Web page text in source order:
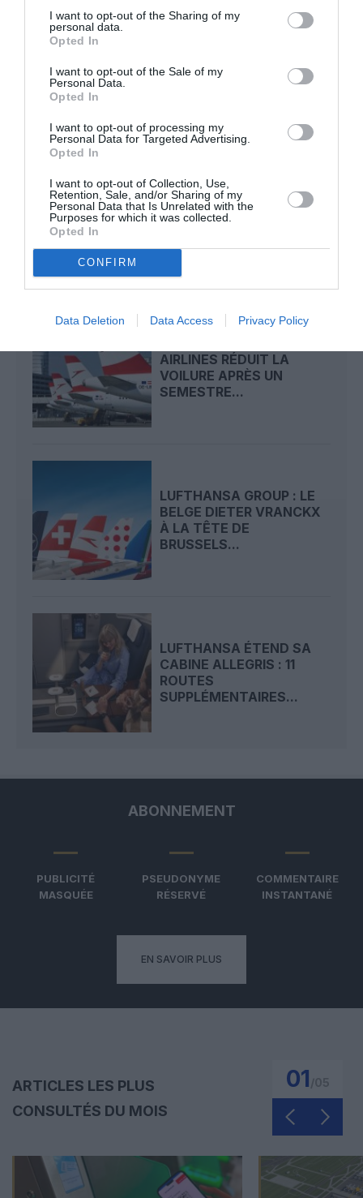
I want to opt-out of the Sharing of my
personal data.
Opted In
I want to opt-out of the Sale of my
Personal Data.
Opted In
I want to opt-out of processing my
Personal Data for Targeted Advertising.
Opted In
I want to opt-out of Collection, Use,
Retention, Sale, and/or Sharing of my
Personal Data that Is Unrelated with the
Purposes for which it was collected.
Opted In
CONFIRM
Data Deletion Data Access Privacy Policy
Mathématiquesa commenté l'article :
19 h 23 sans escale : le Boeing 777F de National
Nice–Corse : ces vols électriques qui se profilent à
l’horizon 2030
austrian airlines
LIRE AUSSI
AIRLINES RÉDUIT LA
VOILURE APRÈS UN
SEMESTRE...
LUFTHANSA GROUP : LE
BELGE DIETER VRANCKX
À LA TÊTE DE
BRUSSELS...
LUFTHANSA ÉTEND SA
CABINE ALLEGRIS : 11
ROUTES
SUPPLÉMENTAIRES...
ABONNEMENT
PUBLICITÉ
MASQUÉE
PSEUDONYME
RÉSERVÉ
COMMENTAIRE
INSTANTANÉ
EN SAVOIR PLUS
ARTICLES LES PLUS
CONSULTÉS DU MOIS
01